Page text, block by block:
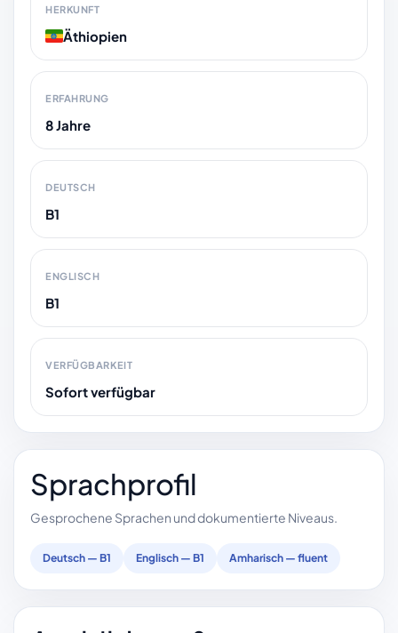
HERKUNFT
Äthiopien
ERFAHRUNG
8 Jahre
DEUTSCH
B1
ENGLISCH
B1
VERFÜGBARKEIT
Sofort verfügbar
Sprachprofil
Gesprochene Sprachen und dokumentierte Niveaus.
Deutsch — B1 Englisch — B1 Amharisch — fluent